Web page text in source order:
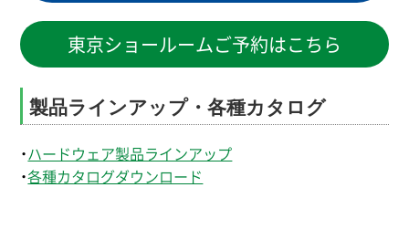
東京ショールームご予約はこちら
製品ラインアップ・各種カタログ
・ ハードウェア製品ラインアップ
・各種カタログダウンロード